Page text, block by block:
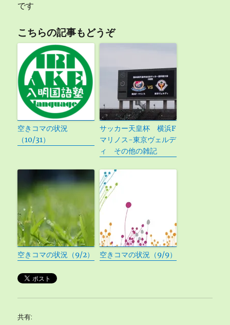
です
こちらの記事もどうぞ
空きコマの状況
（10/31）
サッカー天皇杯 横浜F
マリノス-東京ヴェルデ
ィ その他の雑記
空きコマの状況（9/2） 空きコマの状況（9/9）
共有: